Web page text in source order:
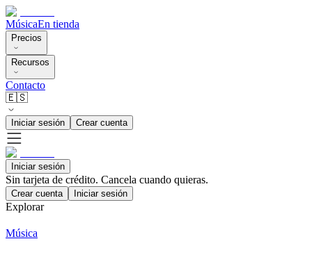
MúsicaEn tienda
Precios
Recursos
Contacto
🇪🇸
Iniciar sesión Crear cuenta
Iniciar sesión
Sin tarjeta de crédito. Cancela cuando quieras.
Crear cuenta Iniciar sesión
Explorar
Música